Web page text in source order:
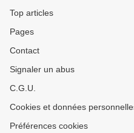
Top articles
Pages
Contact
Signaler un abus
C.G.U.
Cookies et données
Préférences cookies